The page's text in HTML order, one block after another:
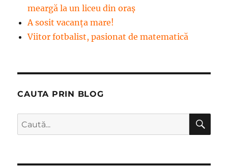
meargă la un liceu din oraș
A sosit vacanța mare!
Viitor fotbalist, pasionat de matematică
CAUTA PRIN BLOG
Caută
după: